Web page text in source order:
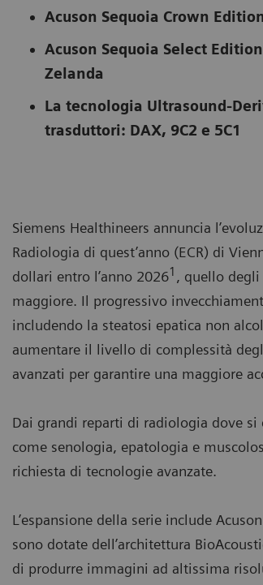
Acuson Sequoia Crown
Acuson Sequoia Select
Zelanda
La tecnologia Ultrasound-
trasduttori: DAX, 9C2 e 5C1
Siemens Healthineers annuncia
Radiologia di quest’anno (ECR) di
dollari entro l’anno 20261 , quello
maggiore. Il progressivo
includendo la steatosi epatica non
aumentare il livello di complessità
avanzati per garantire una maggiore
Dai grandi reparti di radiologia dove si
come senologia, epatologia e
richiesta di tecnologie avanzate.
L’espansione della serie include
sono dotate dell’architettura
di produrre immagini ad altissima